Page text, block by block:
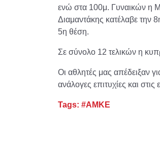
ενώ στα 100μ. Γυναικών η
Διαμαντάκης κατέλαβε την
5η θέση.
Σε σύνολο 12 τελικών η
Οι αθλητές μας απέδειξαν
ανάλογες επιτυχίες και
Tags: #ΑΜΚΕ